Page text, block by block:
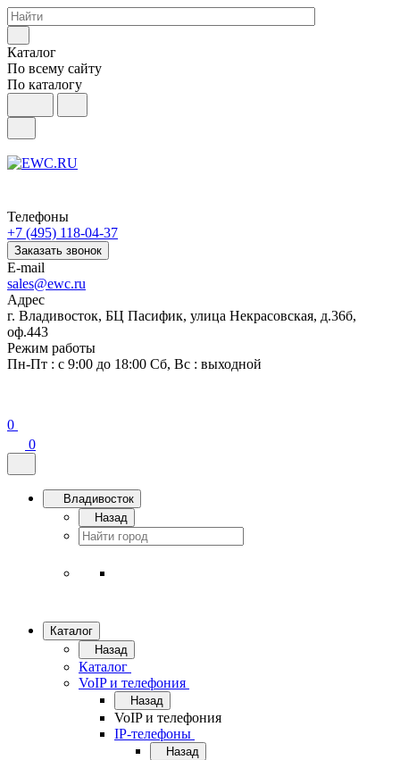
Каталог
По всему сайту
По каталогу
Телефоны
+7 (495) 118-04-37
Заказать звонок
E-mail
sales@ewc.ru
Адрес
г. Владивосток, БЦ Пасифик, улица Некрасовская, д.36б,
оф.443
Режим работы
Пн-Пт : с 9:00 до 18:00 Сб, Вс : выходной
0
0
Владивосток
Назад
Каталог
Назад
Каталог
VoIP и телефония
Назад
VoIP и телефония
IP-телефоны
Назад